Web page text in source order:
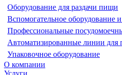
Оборудование для раздачи пищи
Вспомогательное оборудование
Профессиональные
Автоматизированные линии для
Упаковочное оборудование
О компании
Услуги